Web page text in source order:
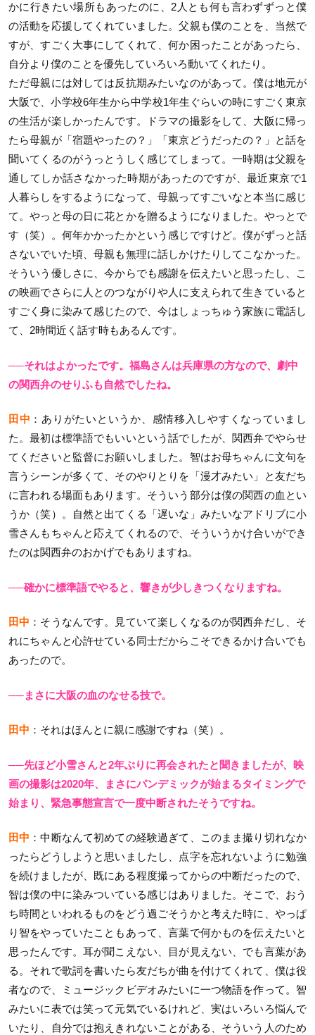
かに行きたい場所もあったのに、2人とも何も言わずずっと僕
の活動を応援してくれていました。父親も僕のことを、当然で
すが、すごく大事にしてくれて、何か困ったことがあったら、
自分より僕のことを優先していろいろ動いてくれたり。
ただ母親には対しては反抗期みたいなのがあって。僕は地元が
大阪で、小学校6年生から中学校1年生ぐらいの時にすごく東京
の生活が楽しかったんです。ドラマの撮影をして、大阪に帰っ
たら母親が「宿題やったの？」「東京どうだったの？」と話を
聞いてくるのがうっとうしく感じてしまって。一時期は父親を
通してしか話さなかった時期があったのですが、最近東京で1
人暮らしをするようになって、母親ってすごいなと本当に感じ
て。やっと母の日に花とかを贈るようになりました。やっとで
す（笑）。何年かかったかという感じですけど。僕がずっと話
さないでいた頃、母親も無理に話しかけたりしてこなかった。
そういう優しさに、今からでも感謝を伝えたいと思ったし、こ
の映画でさらに人とのつながりや人に支えられて生きていると
すごく身に染みて感じたので、今はしょっちゅう家族に電話し
て、2時間近く話す時もあるんです。
──それはよかったです。福島さんは兵庫県の方なので、劇中
の関西弁のせりふも自然でしたね。
田中 ：ありがたいというか、感情移入しやすくなっていまし
た。最初は標準語でもいいという話でしたが、関西弁でやらせ
てくださいと監督にお願いしました。智はお母ちゃんに文句を
言うシーンが多くて、そのやりとりを「漫才みたい」と友だち
に言われる場面もあります。そういう部分は僕の関西の血とい
うか（笑）。自然と出てくる「遅いな」みたいなアドリブに小
雪さんもちゃんと応えてくれるので、そういうかけ合いができ
たのは関西弁のおかげでもありますね。
──確かに標準語でやると、響きが少しきつくなりますね。
田中 ：そうなんです。見ていて楽しくなるのが関西弁だし、そ
れにちゃんと心許せている同士だからこそできるかけ合いでも
あったので。
──まさに大阪の血のなせる技で。
田中 ：それはほんとに親に感謝ですね（笑）。
──先ほど小雪さんと2年ぶりに再会されたと聞きましたが、映
画の撮影は2020年、まさにパンデミックが始まるタイミングで
始まり、緊急事態宣言で一度中断されたそうですね。
田中 ：中断なんて初めての経験過ぎて、このまま撮り切れなか
ったらどうしようと思いましたし、点字を忘れないように勉強
を続けましたが、既にある程度撮ってからの中断だったので、
智は僕の中に染みついている感じはありました。そこで、おう
ち時間といわれるものをどう過ごそうかと考えた時に、やっぱ
り智をやっていたこともあって、言葉で何かものを伝えたいと
思ったんです。耳が聞こえない、目が見えない、でも言葉があ
る。それで歌詞を書いたら友だちが曲を付けてくれて、僕は役
者なので、ミュージックビデオみたいに一つ物語を作って。智
みたいに表では笑って元気でいるけれど、実はいろいろ悩んで
いたり、自分では抱えきれないことがある、そういう人のため